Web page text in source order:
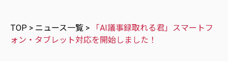
TOP > ニュース一覧 >
「AI議事録取れる君」スマートフ
ォン・タブレット対応を開始しました！